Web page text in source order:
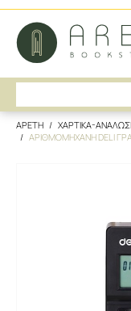
ΑΡΕΤΗ ΧΑΡΤΙΚΑ-
ΑΡΙΘΜΟΜΗΧΑΝΗ DELI